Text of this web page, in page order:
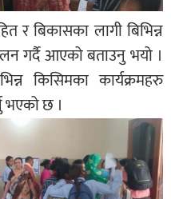
र बिकासका लागी बिभिन्न
गर्दै आएको बताउनु भयो ।
किसिमका कार्यक्रमहरु
भएको छ ।